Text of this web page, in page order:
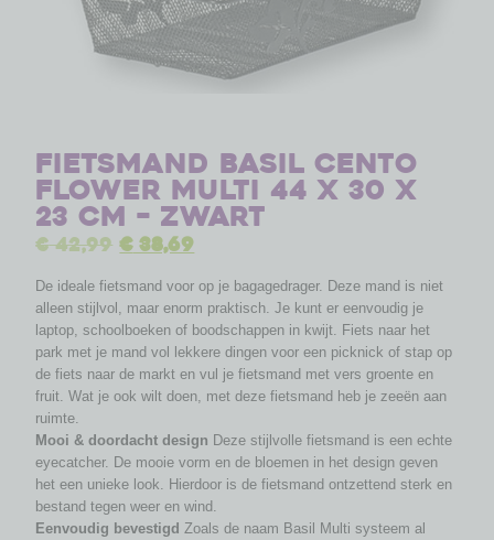
Fietsmand Basil Cento
Flower Multi 44 x 30 x
23 cm – zwart
€42,99 €38,69
De ideale fietsmand voor op je bagagedrager. Deze mand is niet
alleen stijlvol, maar enorm praktisch. Je kunt er eenvoudig je
laptop, schoolboeken of boodschappen in kwijt. Fiets naar het
park met je mand vol lekkere dingen voor een picknick of stap op
de fiets naar de markt en vul je fietsmand met vers groente en
fruit. Wat je ook wilt doen, met deze fietsmand heb je zeeën aan
ruimte.
Mooi & doordacht design Deze stijlvolle fietsmand is een echte
eyecatcher. De mooie vorm en de bloemen in het design geven
het een unieke look. Hierdoor is de fietsmand ontzettend sterk en
bestand tegen weer en wind.
Eenvoudig bevestigd Zoals de naam Basil Multi systeem al